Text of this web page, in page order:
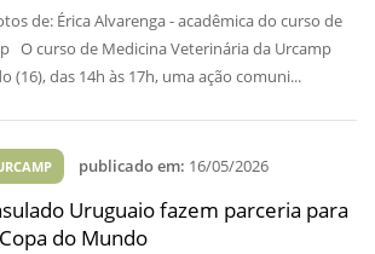
de: Érica Alvarenga - acadêmica do curso de
O curso de Medicina Veterinária da Urcamp
(16), das 14h às 17h, uma ação comuni...
publicado em: 16/05/2026
Uruguaio fazem parceria para
do Mundo